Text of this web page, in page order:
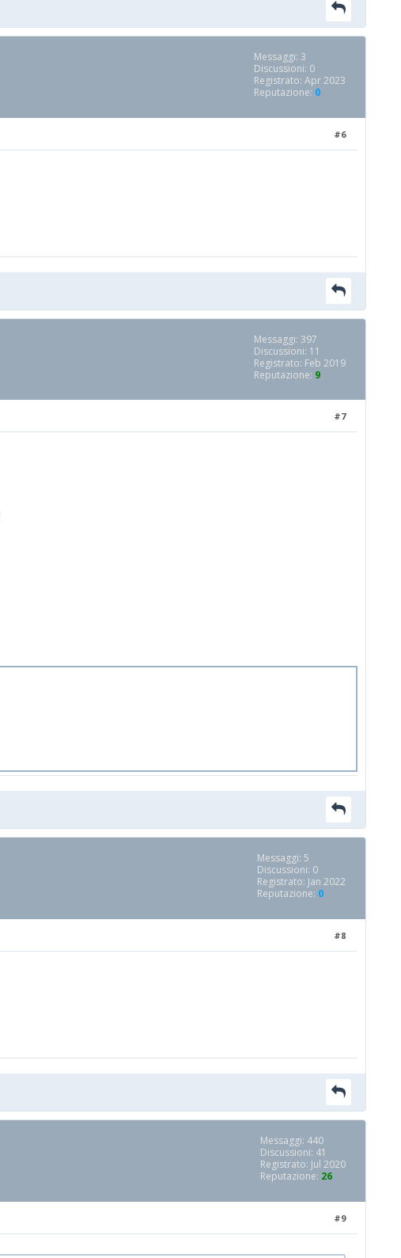
Messaggi: 3
Discussioni: 0
Registrato: Apr 2023
Reputazione: 0
#6
Messaggi: 397
Discussioni: 11
Registrato: Feb 2019
Reputazione: 9
#7
Messaggi: 5
Discussioni: 0
Registrato: Jan 2022
Reputazione: 0
#8
Messaggi: 440
Discussioni: 41
Registrato: Jul 2020
Reputazione: 26
#9